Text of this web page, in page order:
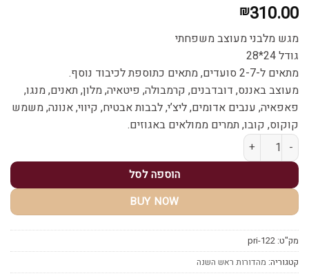
₪310.00
מגש מלבני מעוצב משפחתי
גודל 24*28
מתאים ל-2-7 סועדים, מתאים כתוספת לכיבוד נוסף.
מעוצב באננס, דובדבנים, קרמבולה, פיטאיה, מלון, תאנים, מנגו,
פאפאיה, ענבים אדומים, ליצ’י, לבבות אבטיח, קיווי, אנונה, משמש
קוקוס, קובו, תמרים ממולאים באגוזים.
כמות של פרי היופי מלבני S
הוספה לסל
BUY NOW
מק"ט: pri-122
קטגוריה: מהדורות ראש השנה